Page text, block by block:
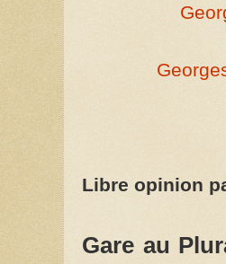
Libre opinion
Gare au